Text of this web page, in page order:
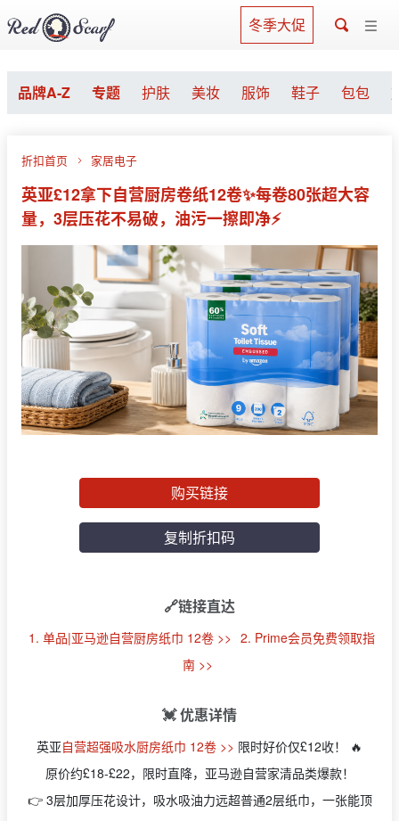
冬季大促
品牌A-Z 专题 护肤 美妆 服饰 鞋子 包包
折扣首页 家居电子
英亚£12拿下自营厨房卷纸12卷✨每卷80张超大容
量，3层压花不易破，油污一擦即净⚡️
购买链接
复制折扣码
🔗链接直达
1. 单品|亚马逊自营厨房纸巾 12卷 >> 2. Prime会员免费领取指
南 >>
💓 优惠详情
英亚自营超强吸水厨房纸巾 12卷 >> 限时好价仅£12收！ 🔥
原价约£18-£22，限时直降，亚马逊自营家清品类爆款！
👉 3层加厚压花设计，吸水吸油力远超普通2层纸巾，一张能顶